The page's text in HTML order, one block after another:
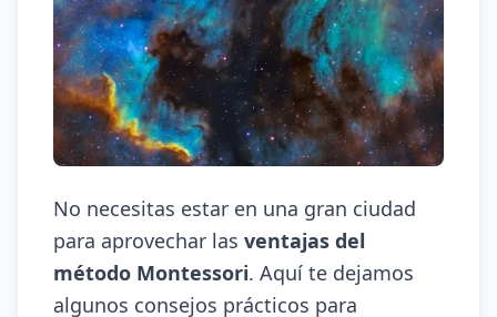
No necesitas estar en una gran ciudad
para aprovechar las ventajas del
método Montessori. Aquí te dejamos
algunos consejos prácticos para